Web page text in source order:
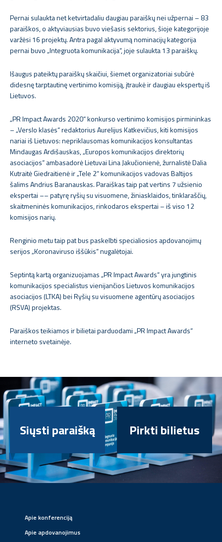
Pernai sulaukta net ketvirtadaliu daugiau paraiškų nei užpernai – 83
paraiškos, o aktyviausias buvo viešasis sektorius, šioje kategorijoje
varžėsi 16 projektų. Antra pagal aktyvumą nominacijų kategorija
pernai buvo „Integruota komunikacija“, joje sulaukta 13 paraiškų.
Išaugus pateiktų paraiškų skaičiui, šiemet organizatoriai subūrė
didesnę tarptautinę vertinimo komisiją, įtraukė ir daugiau ekspertų iš
Lietuvos.
„PR Impact Awards 2020“ konkurso vertinimo komisijos pirmininkas
– „Verslo klasės“ redaktorius Aurelijus Katkevičius, kiti komisijos
nariai iš Lietuvos: nepriklausomas komunikacijos konsultantas
Mindaugas Ardišauskas, „Europos komunikacijos direktorių
asociacijos“ ambasadorė Lietuvai Lina Jakučionienė, žurnalistė Dalia
Kutraitė Giedraitienė ir „Tele 2“ komunikacijos vadovas Baltijos
šalims Andrius Baranauskas. Paraiškas taip pat vertins 7 užsienio
ekspertai –– patyrę ryšių su visuomene, žiniasklaidos, tinklaraščių,
skaitmeninės komunikacijos, rinkodaros ekspertai – iš viso 12
komisijos narių.
Renginio metu taip pat bus paskelbti specialiosios apdovanojimų
serijos „Koronaviruso iššūkis“ nugalėtojai.
Septintą kartą organizuojamas „PR Impact Awards“ yra jungtinis
komunikacijos specialistus vienijančios Lietuvos komunikacijos
asociacijos (LTKA) bei Ryšių su visuomene agentūrų asociacijos
(RSVA) projektas.
Paraiškos teikiamos ir bilietai parduodami „PR Impact Awards“
interneto svetainėje.
Siųsti paraišką Pirkti bilietus
Apie konferenciją
Apie apdovanojimus